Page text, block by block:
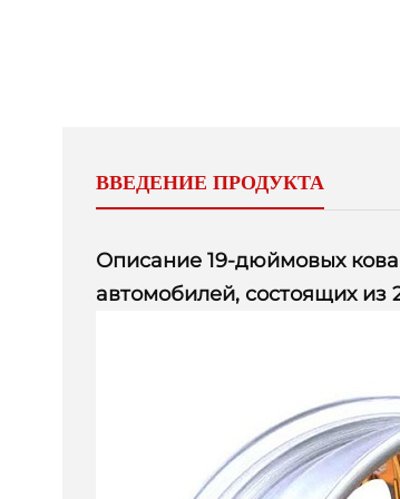
ВВЕДЕНИЕ ПРОДУКТА
Описание 19-дюймовых
автомобилей, состоящих из